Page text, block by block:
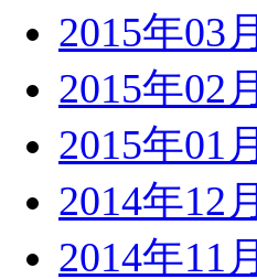
2015年03月
2015年02月
2015年01月
2014年12月
2014年11月